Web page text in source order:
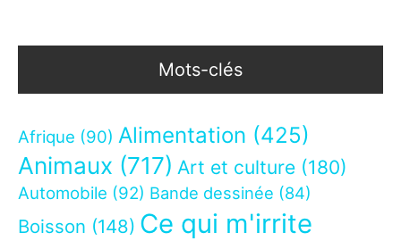
Mots-clés
Afrique (90) Alimentation (425)
Animaux (717) Art et culture (180)
Automobile (92) Bande dessinée (84)
Boisson (148) Ce qui m'irrite